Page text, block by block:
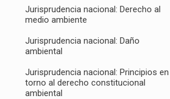
Jurisprudencia nacional: Derecho al
medio ambiente
Jurisprudencia nacional: Daño
ambiental
Jurisprudencia nacional: Principios en
torno al derecho constitucional
ambiental